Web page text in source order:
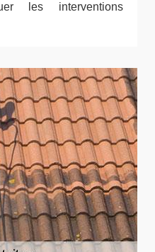
les interventions